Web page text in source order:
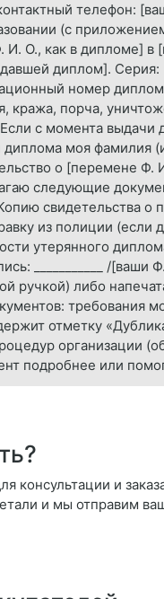
телефон:
(с
О., как в дипломе] в
диплом].
номер
кража, порча,
Если с момента
моя фамилия
о [перемене Ф.
следующие
свидетельства
из полиции (если
утерянного
___________ /
ручкой) либо
требования
отметку
организации
подробнее или
консультации и
и мы отправим